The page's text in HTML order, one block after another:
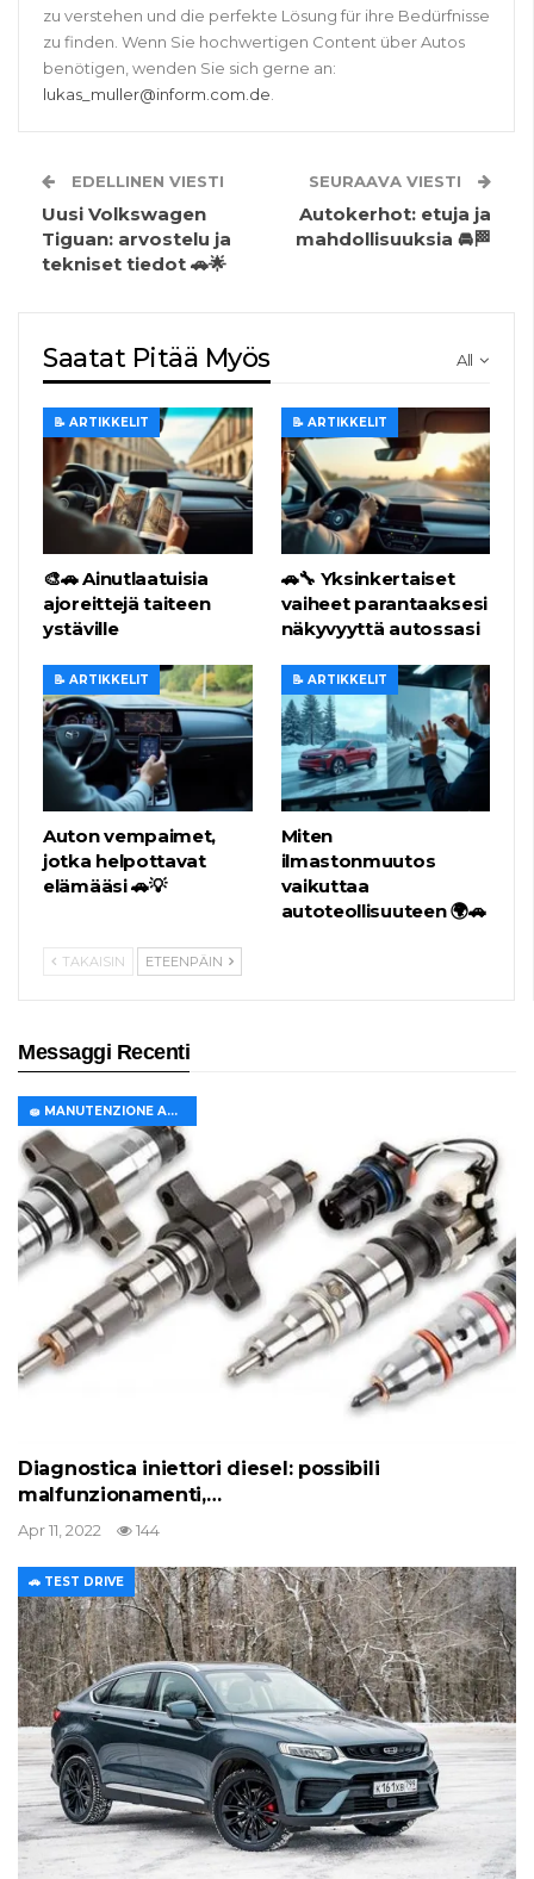
zu verstehen und die perfekte Lösung für ihre Bedürfnisse
zu finden. Wenn Sie hochwertigen Content über Autos
benötigen, wenden Sie sich gerne an:
lukas_muller@inform.com.de.
EDELLINEN VIESTI
Uusi Volkswagen
Tiguan: arvostelu ja
tekniset tiedot 🚗🌟
SEURAAVA VIESTI
Autokerhot: etuja ja
mahdollisuuksia 🚘🏁
All
Saatat Pitää Myös
📝 ARTIKKELIT
🎨🚗 Ainutlaatuisia
ajoreittejä taiteen
ystäville
📝 ARTIKKELIT
🚗🔧 Yksinkertaiset
vaiheet parantaaksesi
näkyvyyttä autossasi
📝 ARTIKKELIT
Auton vempaimet,
jotka helpottavat
elämääsi 🚗💡
📝 ARTIKKELIT
Miten
ilmastonmuutos
vaikuttaa
autoteollisuuteen 🌍🚗
TAKAISIN ETEENPÄIN
Messaggi Recenti
🧽 MANUTENZIONE AUTO
Diagnostica iniettori diesel: possibili
malfunzionamenti,…
Apr 11, 2022 144
🚗 TEST DRIVE